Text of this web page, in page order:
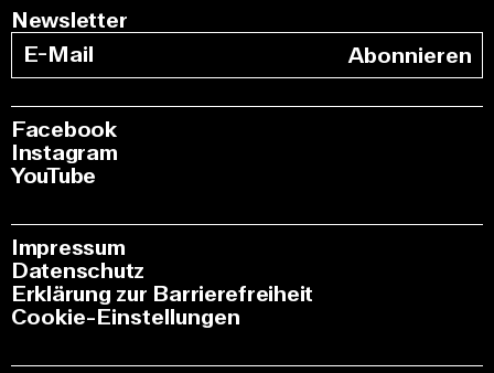
Newsletter
Abonnieren
Facebook
Instagram
YouTube
Impressum
Datenschutz
Erklärung zur Barrierefreiheit
Cookie-Einstellungen